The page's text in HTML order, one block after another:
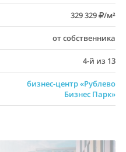
329 329 /м²
от собственника
4-й из 13
бизнес-центр «Рублево
Бизнес Парк»